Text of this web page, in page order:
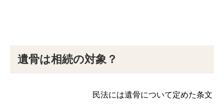
遺骨は相続の対象？
民法には遺骨について定めた条文